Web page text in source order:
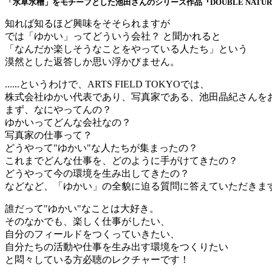
「水草水槽」をモチーフとした池田さんのシリーズ作品『DOUBLE
知れば知るほど興味をそそられますが
では「ゆかい」ってどういう会社？ と聞かれると
「なんだか楽しそうなことをやっている人たち」という
漠然とした返答しか思い浮かびません。
......というわけで、ARTS FIELD TOKYOでは、
株式会社ゆかい代表であり、写真家である、池田晶紀さんを
まず、なにやってんの？
ゆかいってどんな会社なの？
写真家の仕事って？
どうやって"ゆかい"な人たちが集まったの？
これまでどんな仕事を、どのように手がけてきたの？
どうやって今の環境を生み出してきたの？
などなど、「ゆかい」の全貌に迫る質問に答えていただきま
誰だって"ゆかい"なことは大好き。
そのなかでも、楽しく仕事がしたい、
自分のフィールドをつくっていきたい、
自分たちの活動や仕事を生み出す環境をつくりたい
と悶々している方必聴のレクチャーです！